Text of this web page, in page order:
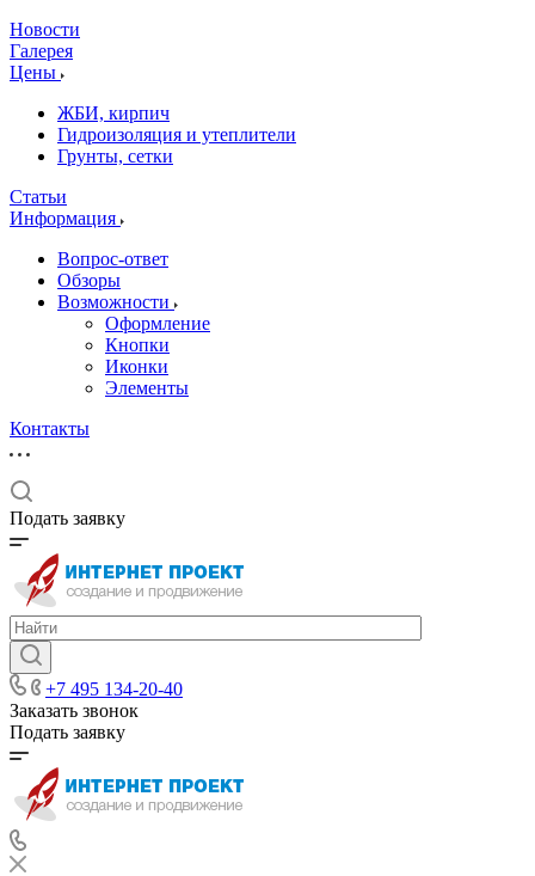
Новости
Галерея
Цены
ЖБИ, кирпич
Гидроизоляция и утеплители
Грунты, сетки
Статьи
Информация
Вопрос-ответ
Обзоры
Возможности
Оформление
Кнопки
Иконки
Элементы
Контакты
Подать заявку
+7 495 134-20-40
Заказать звонок
Подать заявку